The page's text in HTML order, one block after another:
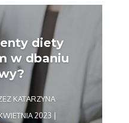
diety
w dbaniu
KATARZYNA
2023 |